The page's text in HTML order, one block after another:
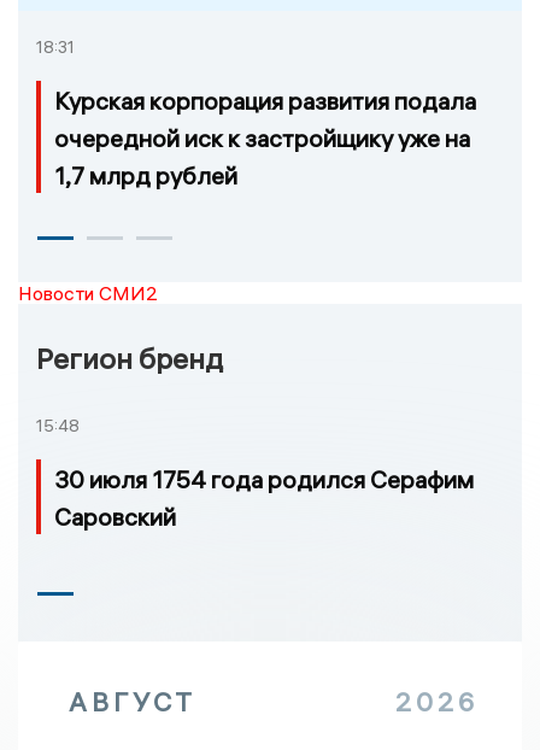
18:31
Курская корпорация развития подала
очередной иск к застройщику уже на
1,7 млрд рублей
Новости СМИ2
Регион бренд
15:48
30 июля 1754 года родился Серафим
Саровский
АВГУСТ 2026